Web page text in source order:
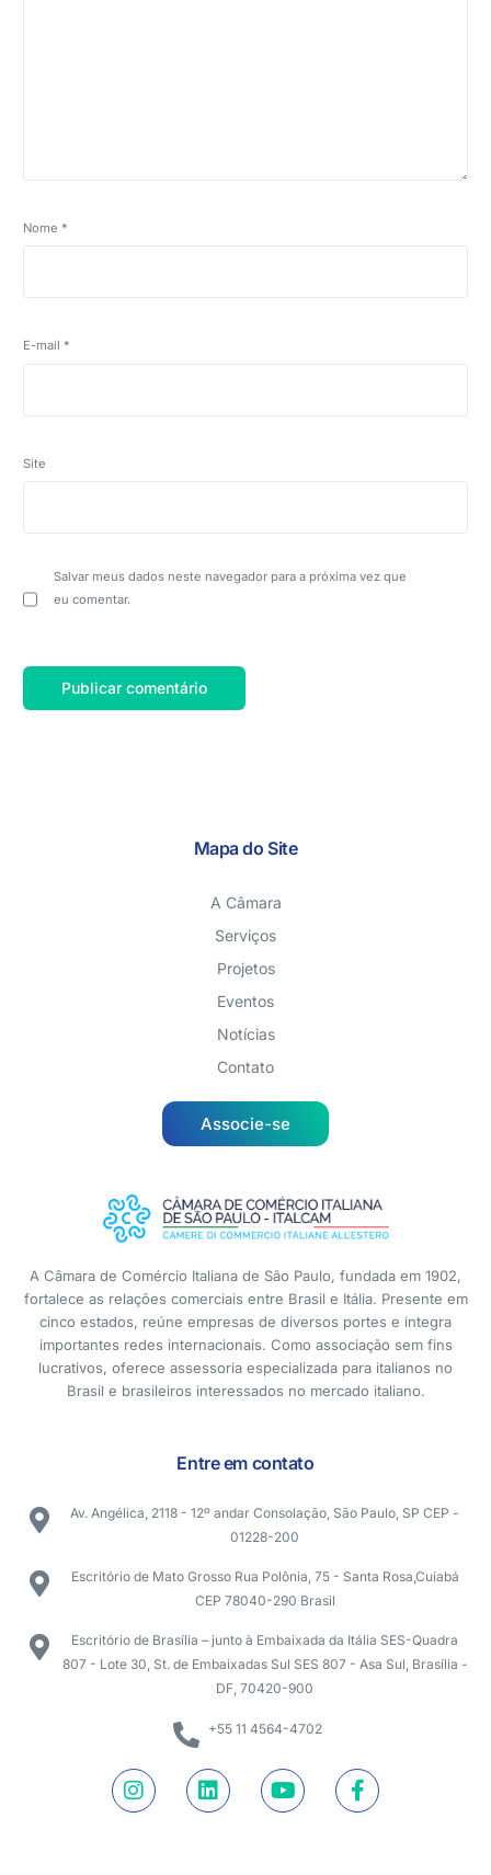
Nome *
E-mail *
Site
Salvar meus dados neste navegador para a próxima vez que
eu comentar.
Mapa do Site
A Câmara
Serviços
Projetos
Eventos
Notícias
Contato
Associe-se
A Câmara de Comércio Italiana de São Paulo, fundada em 1902,
fortalece as relações comerciais entre Brasil e Itália. Presente em
cinco estados, reúne empresas de diversos portes e integra
importantes redes internacionais. Como associação sem fins
lucrativos, oferece assessoria especializada para italianos no
Brasil e brasileiros interessados no mercado italiano.
Entre em contato
Av. Angélica, 2118 - 12º andar Consolação, São Paulo, SP CEP -
01228-200
Escritório de Mato Grosso Rua Polônia, 75 - Santa Rosa,Cuiabá
CEP 78040-290 Brasil
Escritório de Brasília – junto à Embaixada da Itália SES-Quadra
807 - Lote 30, St. de Embaixadas Sul SES 807 - Asa Sul, Brasília -
DF, 70420-900
+55 11 4564-4702